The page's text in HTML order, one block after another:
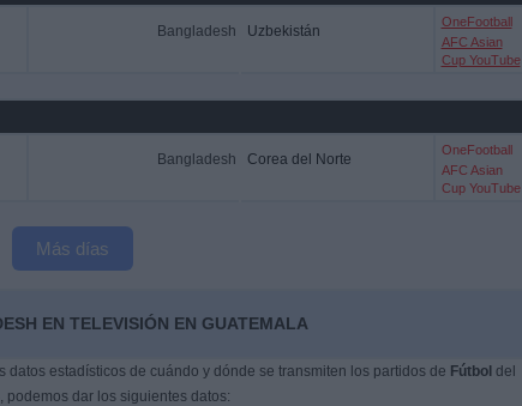
Bangladesh Uzbekistán
OneFootball
AFC Asian
Cup YouTube
Bangladesh Corea del Norte
OneFootball
AFC Asian
Cup YouTube
Más días
EN TELEVISIÓN EN GUATEMALA
datos estadísticos de cuándo y dónde se transmiten los partidos de Fútbol del
, podemos dar los siguientes datos: